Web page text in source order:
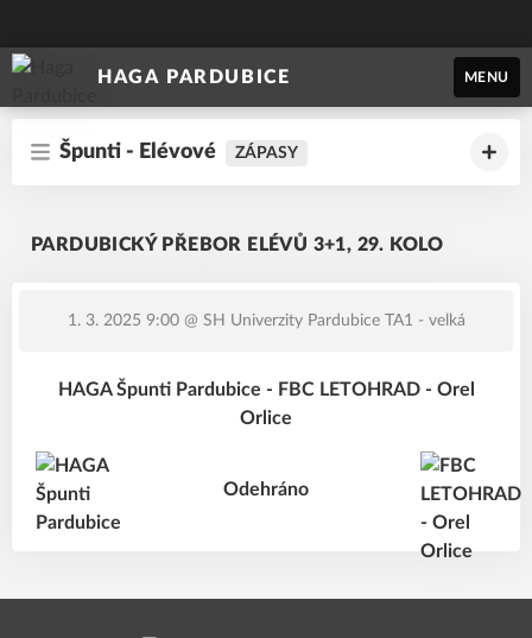
HAGA PARDUBICE MENU
Špunti - Elévové ZÁPASY
PARDUBICKÝ PŘEBOR ELÉVŮ 3+1, 29. KOLO
1. 3. 2025 9:00@ SH Univerzity Pardubice TA1 - velká
HAGA Špunti Pardubice - FBC LETOHRAD - Orel
Orlice
Odehráno